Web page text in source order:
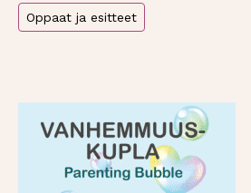
Oppaat ja esitteet